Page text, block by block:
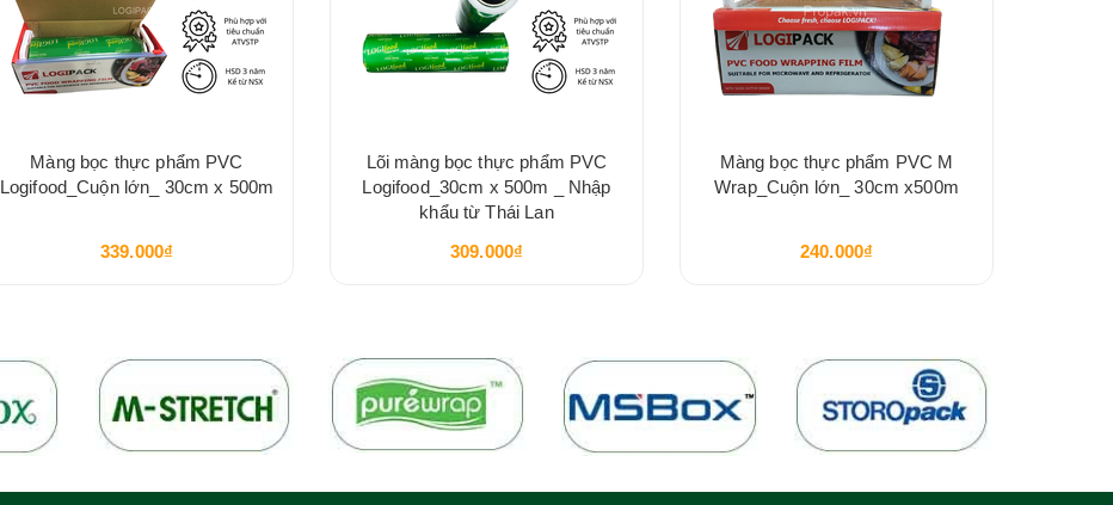
Màng bọc thực phẩm PVC
Logifood_Cuộn lớn_ 30cm x 500m
339.000₫
Lõi màng bọc thực phẩm PVC
Logifood_30cm x 500m _ Nhập
khẩu từ Thái Lan
309.000₫
Màng bọc thực phẩm PVC M
Wrap_Cuộn lớn_ 30cm x500m
240.000₫